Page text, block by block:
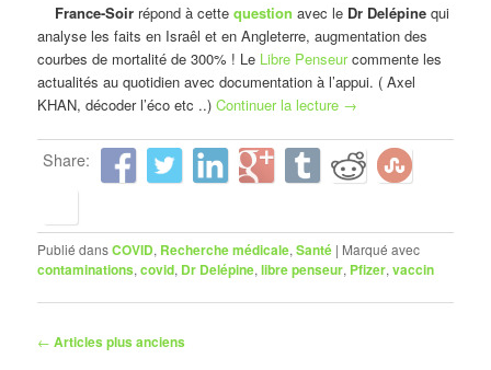
France-Soir répond à cettequestion avec le Dr Delépine qui
analyse les faits en Israêl et en Angleterre, augmentation des
courbes de mortalité de 300% ! Le Libre Penseurcommente les
actualités au quotidien avec documentation à l’appui. ( Axel
KHAN, décoder l’éco etc ..)Continuer la lecture →
Share:
Publié dansCOVID, Recherche médicale,Santé | Marqué avec
contaminations,covid, Dr Delépine,libre penseur, Pfizer,vaccin
Navigation
← Articles plus anciens